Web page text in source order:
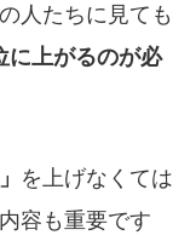
人たちに見ても
上がるのが必
を上げなくては
容も重要です